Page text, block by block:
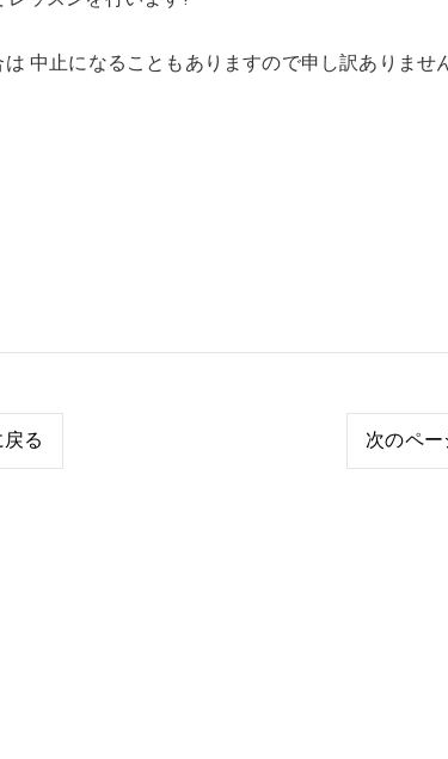
中止になることもありますので申し訳ありませ
る 次のペー